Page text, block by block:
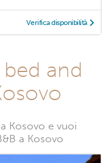
Verifica disponibilità
and
Kosovo e vuoi
a Kosovo